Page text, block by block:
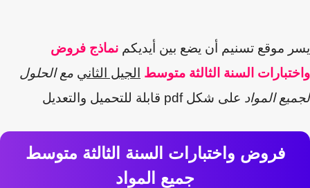
يسر موقع تسنيم أن يضع بين أيديكم نماذج فروض
واختبارات السنة الثالثة متوسط الجيل الثاني مع الحلول
لجميع المواد على شكلpdf قابلة للتحميل والتعديل
فروض واختبارات السنة الثالثة متوسط
جميع المواد